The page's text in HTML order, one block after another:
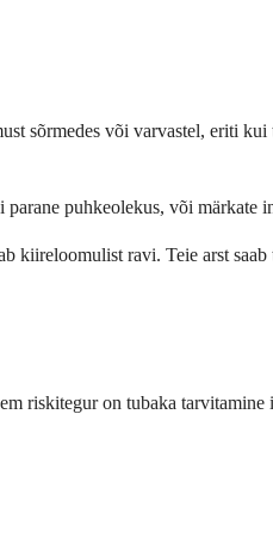
sõrmedes või varvastel, eriti
puhkeolekus, või
ravi. Teie arst
riskitegur on tubaka tarvitamine